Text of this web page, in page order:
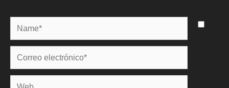
Name*
Correo
electrónico*
Web